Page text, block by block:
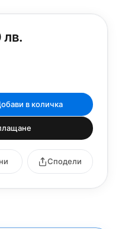
лв.
в количка
Сподели